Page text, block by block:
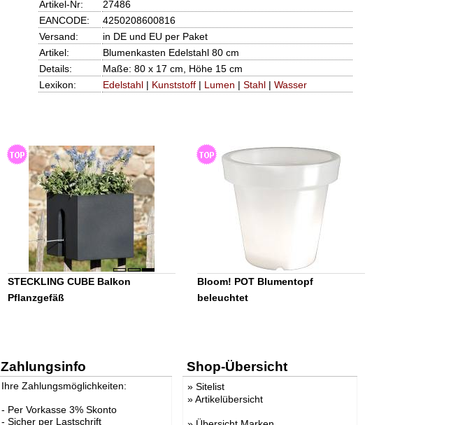
Artikel-Nr:
27486
EANCODE:
4250208600816
Versand:
in DE und EU per Paket
Artikel:
Blumenkasten Edelstahl 80 cm
Details:
Maße: 80 x 17 cm, Höhe 15 cm
Lexikon:
Edelstahl| Kunststoff| Lumen | Stahl| Wasser
STECKLING CUBE Balkon
Pflanzgefäß
Bloom! POT Blumentopf
beleuchtet
Zahlungsinfo
Ihre Zahlungsmöglichkeiten:
- Per Vorkasse 3% Skonto
- Sicher per Lastschrift
Shop-Übersicht
» Sitelist
»Artikelübersicht